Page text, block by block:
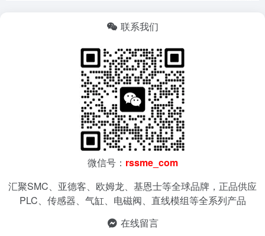
联系我们
微信号： rssme_com
汇聚SMC、亚德客、欧姆龙、基恩士等全球品牌，正品供应
PLC、传感器、气缸、电磁阀、直线模组等全系列产品
在线留言